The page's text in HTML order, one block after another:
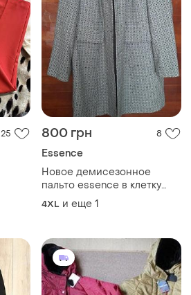
25 800 грн 8
Essence
Новое демисезонное
пальто essence в клетку
большой размер 64–66
(балта), а-силуэт
4XL и еще 1